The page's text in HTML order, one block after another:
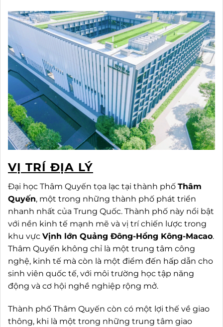
VỊ TRÍ ĐỊA LÝ
Đại học Thâm Quyến tọa lạc tại thành phố Thâm
Quyến, một trong những thành phố phát triển
nhanh nhất của Trung Quốc. Thành phố này nổi bật
với nền kinh tế mạnh mẽ và vị trí chiến lược trong
khu vực Vịnh lớn Quảng Đông-Hồng Kông-Macao.
Thâm Quyến không chỉ là một trung tâm công
nghệ, kinh tế mà còn là một điểm đến hấp dẫn cho
sinh viên quốc tế, với môi trường học tập năng
động và cơ hội nghề nghiệp rộng mở.
Thành phố Thâm Quyến còn có một lợi thế về giao
thông, khi là một trong những trung tâm giao